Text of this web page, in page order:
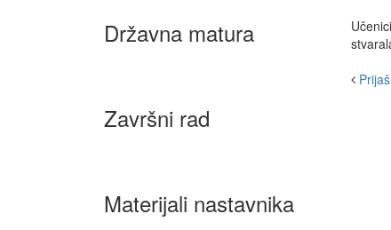
Državna matura
Završni rad
Materijali nastavnika